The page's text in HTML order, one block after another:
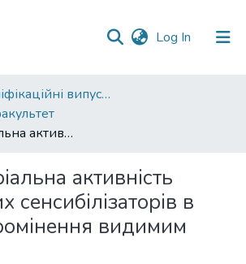
Log In (current)
01. Кваліфікаційні випускні роботи здобувачів вищої освіти
Антебактеріальна активність синтетичних сенсибілізаторів в умовах опромінення видимим світлом
активність
сенсибілізаторів в
видимим